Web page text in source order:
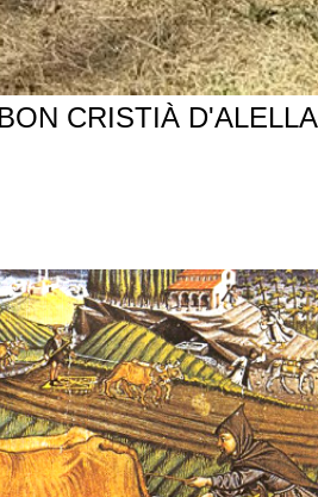
CRISTIÀ D'ALELLA